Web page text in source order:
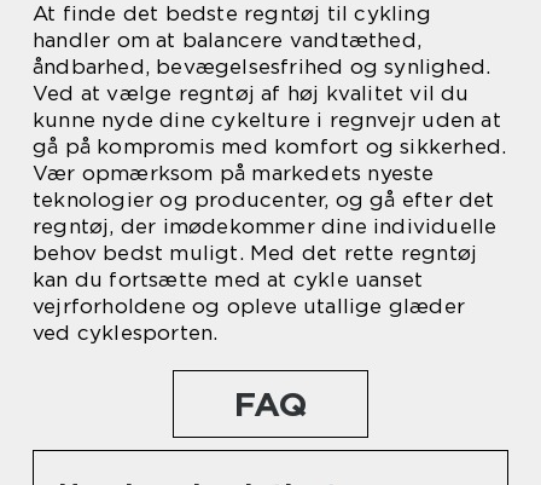
At finde det bedste regntøj til cykling
handler om at balancere vandtæthed,
åndbarhed, bevægelsesfrihed og synlighed.
Ved at vælge regntøj af høj kvalitet vil du
kunne nyde dine cykelture i regnvejr uden at
gå på kompromis med komfort og sikkerhed.
Vær opmærksom på markedets nyeste
teknologier og producenter, og gå efter det
regntøj, der imødekommer dine individuelle
behov bedst muligt. Med det rette regntøj
kan du fortsætte med at cykle uanset
vejrforholdene og opleve utallige glæder
ved cyklesporten.
FAQ